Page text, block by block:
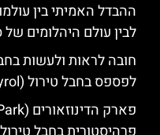
ההבדל האמיתי בין
לבין עולם היהלומים של
חובה לראות ולעשות
לפספס בחבל טירול (Tyrol)